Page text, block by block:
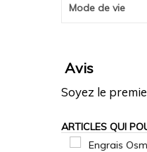
Mode de vie
Avis
Soyez le
ARTICLES QUI